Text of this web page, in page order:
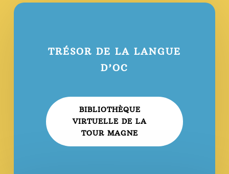
TRÉSOR DE LA LANGUE
D’OC
BIBLIOTHÈQUE
VIRTUELLE DE LA
TOUR MAGNE